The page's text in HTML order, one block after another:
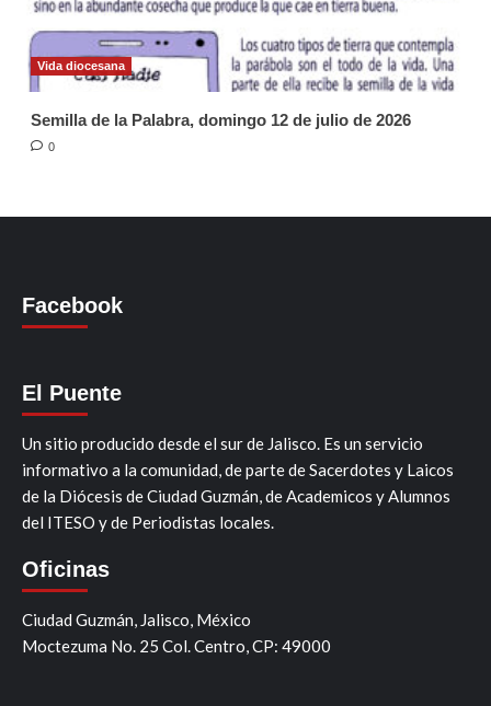
Vida diocesana
Semilla de la Palabra, domingo 12 de julio de 2026
0
Facebook
El Puente
Un sitio producido desde el sur de Jalisco. Es un servicio
informativo a la comunidad, de parte de Sacerdotes y Laicos
de la Diócesis de Ciudad Guzmán, de Academicos y Alumnos
del ITESO y de Periodistas locales.
Oficinas
Ciudad Guzmán, Jalisco, México
Moctezuma No. 25 Col. Centro, CP: 49000